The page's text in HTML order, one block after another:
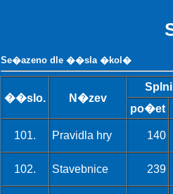
Se�azeno dle ��sla �kol�
��slo. N�zev
po�et
101. Pravidla hry 140
102. Stavebnice 239